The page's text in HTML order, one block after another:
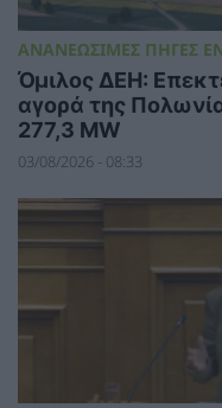
ΑΝΑΝΕΩΣΙΜΕΣ ΠΗΓΕΣ
Όμιλος ΔΕΗ:
αγορά της
277,3 MW
03/08/2026 - 08:33